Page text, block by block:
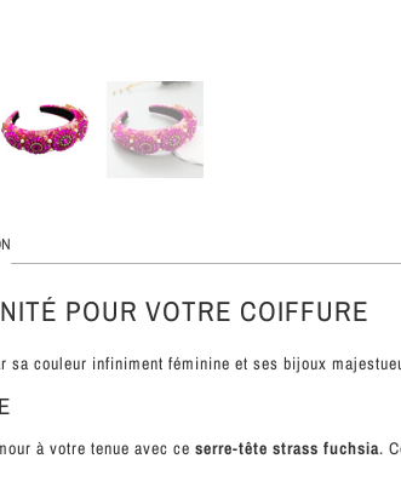
POUR VOTRE COIFFURE
sa couleur infiniment féminine et ses bijoux
à votre tenue avec ce serre-tête strass fuchsia.